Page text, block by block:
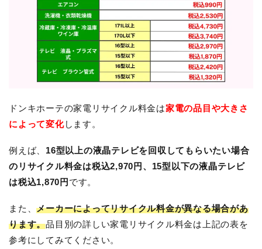
ドンキホーテの家電リサイクル料金は家電の品目や大きさ
によって変化します。
例えば、 16型以上の液晶テレビを回収してもらいたい場合
のリサイクル料金は税込2,970円、15型以下の液晶テレビ
は税込1,870円 です。
また、メーカーによってリサイクル料金が異なる場合があ
ります。品目別の詳しい家電リサイクル料金は上記の表を
参考にしてみてください。